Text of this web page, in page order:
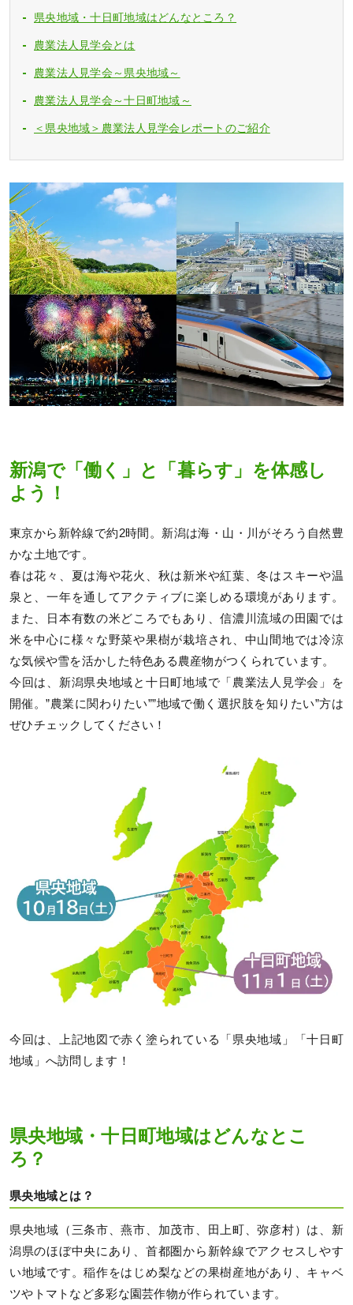
県央地域・十日町地域はどんなところ？
農業法人見学会とは
農業法人見学会～県央地域～
農業法人見学会～十日町地域～
＜県央地域＞農業法人見学会レポートのご紹介
新潟で「働く」と「暮らす」を体感し
よう！
東京から新幹線で約2時間。新潟は海・山・川がそろう自然豊
かな土地です。
春は花々、夏は海や花火、秋は新米や紅葉、冬はスキーや温
泉と、一年を通してアクティブに楽しめる環境があります。
また、日本有数の米どころでもあり、信濃川流域の田園では
米を中心に様々な野菜や果樹が栽培され、中山間地では冷涼
な気候や雪を活かした特色ある農産物がつくられています。
今回は、新潟県央地域と十日町地域で「農業法人見学会」を
開催。”農業に関わりたい””地域で働く選択肢を知りたい”方は
ぜひチェックしてください！
今回は、上記地図で赤く塗られている「県央地域」「十日町
地域」へ訪問します！
県央地域・十日町地域はどんなとこ
ろ？
県央地域とは？
県央地域（三条市、燕市、加茂市、田上町、弥彦村）は、新
潟県のほぼ中央にあり、首都圏から新幹線でアクセスしやす
い地域です。稲作をはじめ梨などの果樹産地があり、キャベ
ツやトマトなど多彩な園芸作物が作られています。